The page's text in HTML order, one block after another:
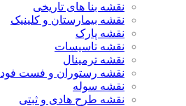
نقشه بنا های تاریخی
نقشه بیمارستان و کلینیک
نقشه پارک
نقشه تاسیسات
نقشه ترمینال
نقشه رستوران و فست فود
نقشه سوله
نقشه طرح هادی و ثبتی